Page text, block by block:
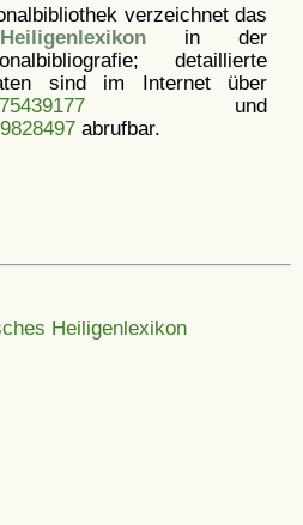
verzeichnet das
in der
detaillierte
sind im Internet über
und
abrufbar.
Heiligenlexikon